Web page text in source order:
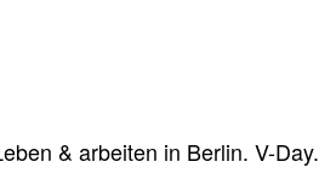
& arbeiten in Berlin. V-Day.